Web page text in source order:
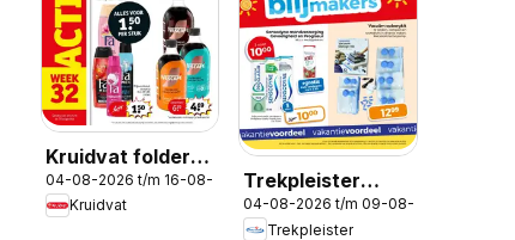
Kruidvat folder
week 32
04-08-2026 t/m 16-08-2026
Kruidvat
Trekpleister
folder
04-08-2026 t/m 09-08-2026
Trekpleister